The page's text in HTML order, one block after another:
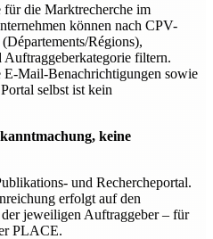
die Marktrecherche im
können nach CPV-
Régions),
filtern.
Mail-Benachrichtigungen sowie
selbst ist kein
keine
und Rechercheportal.
erfolgt auf den
jeweiligen Auftraggeber – für
PLACE.